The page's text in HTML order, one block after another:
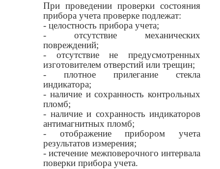
При проведении проверки состояния
прибора учета проверке подлежат:
- целостность прибора учета;
- отсутствие механических
повреждений;
- отсутствие не предусмотренных
изготовителем отверстий или трещин;
- плотное прилегание стекла
индикатора;
- наличие и сохранность контрольных
пломб;
- наличие и сохранность индикаторов
антимагнитных пломб;
- отображение прибором учета
результатов измерения;
- истечение межповерочного интервала
поверки прибора учета.